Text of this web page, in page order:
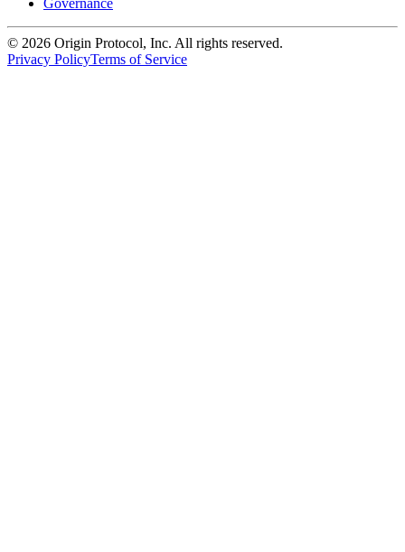
© 2026 Origin Protocol, Inc. All rights reserved.
Privacy PolicyTerms of Service